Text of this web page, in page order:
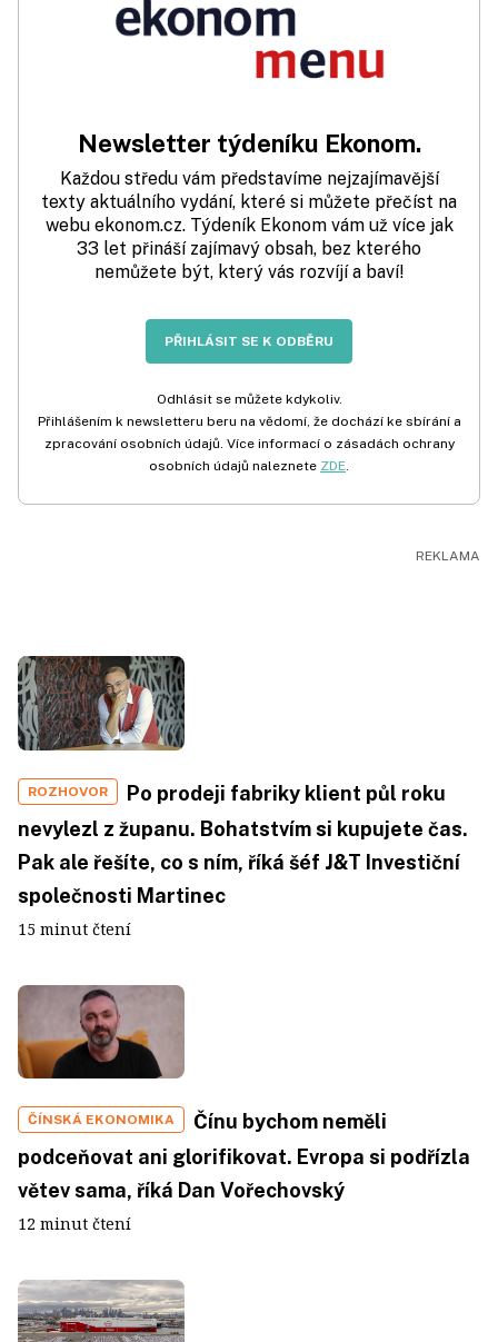
Newsletter týdeníku Ekonom.
Každou středu vám představíme nejzajímavější
texty aktuálního vydání, které si můžete přečíst na
webu ekonom.cz. Týdeník Ekonom vám už více jak
33 let přináší zajímavý obsah, bez kterého
nemůžete být, který vás rozvíjí a baví!
PŘIHLÁSIT SE K ODBĚRU
Odhlásit se můžete kdykoliv.
Přihlášením k newsletteru beru na vědomí, že dochází ke sbírání a
zpracování osobních údajů. Více informací o zásadách ochrany
osobních údajů naleznete ZDE.
ROZHOVOR
Po prodeji fabriky klient půl roku
nevylezl z županu. Bohatstvím si kupujete čas.
Pak ale řešíte, co s ním, říká šéf J&T Investiční
společnosti Martinec
15 minut čtení
ČÍNSKÁ EKONOMIKA
Čínu bychom neměli
podceňovat ani glorifikovat. Evropa si podřízla
větev sama, říká Dan Vořechovský
12 minut čtení